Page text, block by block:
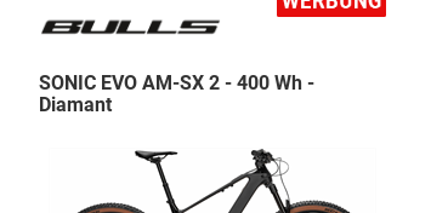
SONIC EVO AM-SX 2 - 400 Wh -
Diamant